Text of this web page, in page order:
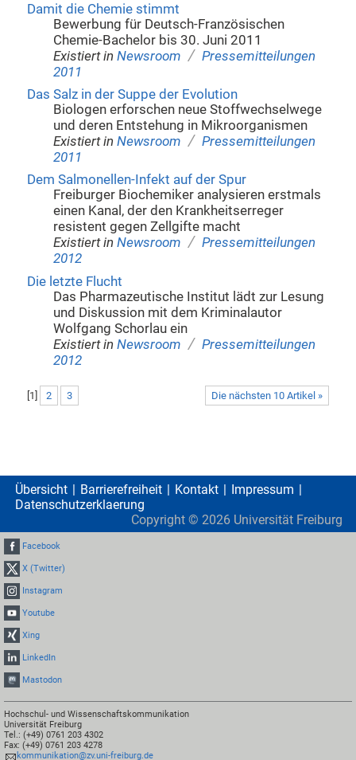
Damit die Chemie stimmt
Bewerbung für Deutsch-Französischen
Chemie-Bachelor bis 30. Juni 2011
Existiert in Newsroom / Pressemitteilungen
2011
Das Salz in der Suppe der Evolution
Biologen erforschen neue Stoffwechselwege
und deren Entstehung in Mikroorganismen
Existiert in Newsroom / Pressemitteilungen
2011
Dem Salmonellen-Infekt auf der Spur
Freiburger Biochemiker analysieren erstmals
einen Kanal, der den Krankheitserreger
resistent gegen Zellgifte macht
Existiert in Newsroom / Pressemitteilungen
2012
Die letzte Flucht
Das Pharmazeutische Institut lädt zur Lesung
und Diskussion mit dem Kriminalautor
Wolfgang Schorlau ein
Existiert in Newsroom / Pressemitteilungen
2012
Die nächsten 10 Artikel »
1 2 3
Übersicht Barrierefreiheit Kontakt
Impressum
Datenschutzerklaerung
Copyright © 2026 Universität Freiburg
Facebook
X (Twitter)
Instagram
Youtube
Xing
LinkedIn
Mastodon
Hochschul- und Wissenschaftskommunikation
Universität Freiburg
Tel.: (+49) 0761 203 4302
Fax: (+49) 0761 203 4278
kommunikation@zv.uni-freiburg.de